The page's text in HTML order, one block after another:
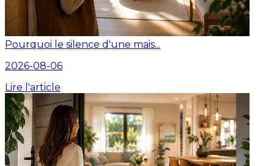
Pourquoi le silence d'une mais...
2026-08-06
Lire l'article